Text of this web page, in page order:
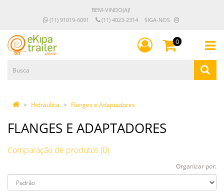
BEM-VINDO(A)!
(11) 91019-6091
(11) 4023-2314 SIGA-NOS
0
Hidráulica Flanges e Adaptadores
FLANGES E ADAPTADORES
Comparação de produtos (0)
Organizar por: